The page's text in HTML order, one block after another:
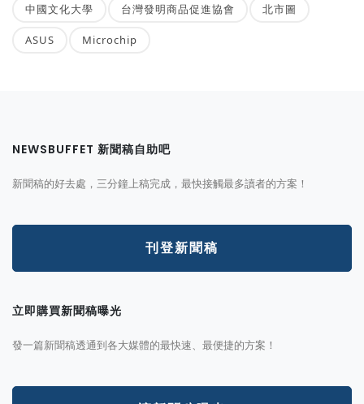
中國文化大學 台灣發明商品促進協會 北市圖
ASUS Microchip
NEWSBUFFET 新聞稿自助吧
新聞稿的好去處，三分鐘上稿完成，最快接觸最多讀者的方案！
刊登新聞稿
立即購買新聞稿曝光
發一篇新聞稿透通到各大媒體的最快速、最便捷的方案！